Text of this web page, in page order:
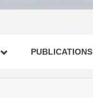
PUBLICATIONS